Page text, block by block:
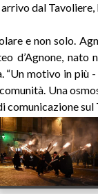
dal Tavoliere,
e non solo.
d’Agnone, nato
“Un motivo in più
Una
comunicazione